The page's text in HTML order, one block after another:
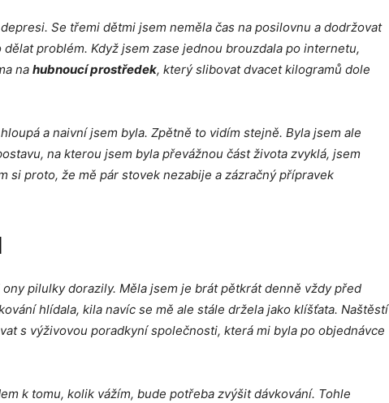
Se třemi dětmi jsem neměla čas na posilovnu a dodržovat
problém. Když jsem zase jednou brouzdala po internetu,
na hubnoucí prostředek, který slibovat dvacet kilogramů dole
a naivní jsem byla. Zpětně to vidím stejně. Byla jsem ale
na kterou jsem byla převážnou část života zvyklá, jsem
si proto, že mě pár stovek nezabije a zázračný přípravek
pilulky dorazily. Měla jsem je brát pětkrát denně vždy před
hlídala, kila navíc se mě ale stále držela jako klíšťata. Naštěstí
s výživovou poradkyní společnosti, která mi byla po objednávce
k tomu, kolik vážím, bude potřeba zvýšit dávkování. Tohle